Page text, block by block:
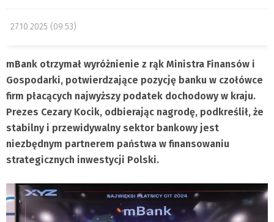
27.10.2025 (09:53)
mBank otrzymał wyróżnienie z rąk Ministra Finansów i
Gospodarki, potwierdzające pozycję banku w czołówce
firm płacących najwyższy podatek dochodowy w kraju.
Prezes Cezary Kocik, odbierając nagrodę, podkreślił, że
stabilny i przewidywalny sektor bankowy jest
niezbędnym partnerem państwa w finansowaniu
strategicznych inwestycji Polski.